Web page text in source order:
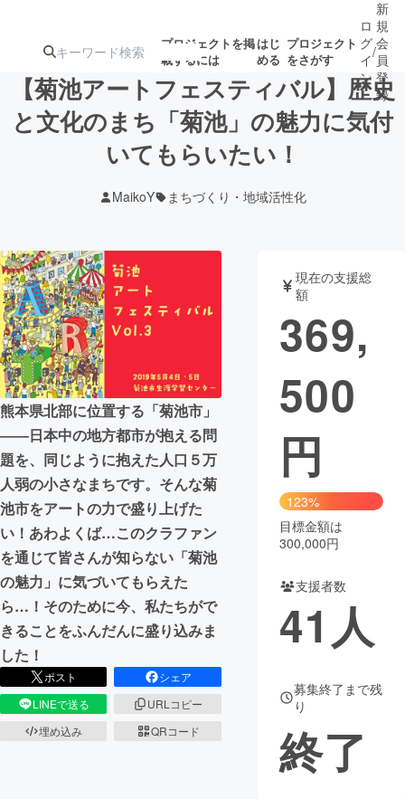
プロジェクトを掲
載するには
はじ
める
プロジェクト
をさがす
注目のリ 注目の新着プロ 募集終了が近いプ
テクノロジー・ガジェット
映像・映画 書籍・雑誌
ビジネス・起業 チャレンジ
まちづくり・地域活性化
CAMPFIRE for Social Good
CAMPFIRE Creation
CAMPFIREふるさと納税
コミュニティ
ロ
グ
イ
ン
/
新
規
会
員
登
録
【菊池アートフェスティバル】歴史
と文化のまち「菊池」の魅力に気付
いてもらいたい！
MaikoY まちづくり・地域活性化
熊本県北部に位置する「菊池市」
――日本中の地方都市が抱える問
題を、同じように抱えた人口５万
人弱の小さなまちです。そんな菊
池市をアートの力で盛り上げた
い！あわよくば…このクラファン
を通じて皆さんが知らない「菊池
の魅力」に気づいてもらえた
ら…！そのために今、私たちがで
きることをふんだんに盛り込みま
した！
ポスト
シェア
LINEで送る
URLコピー
埋め込み
QRコード
現在の支援総
額
369,
500
円
123%
目標金額は
300,000円
支援者数
41 人
募集終了まで残
り
終了